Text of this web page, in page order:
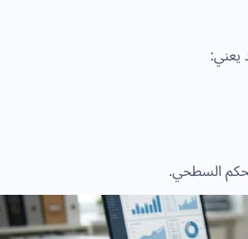
يعني:
السطحي.